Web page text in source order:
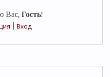
Вас, Гость!
Вход